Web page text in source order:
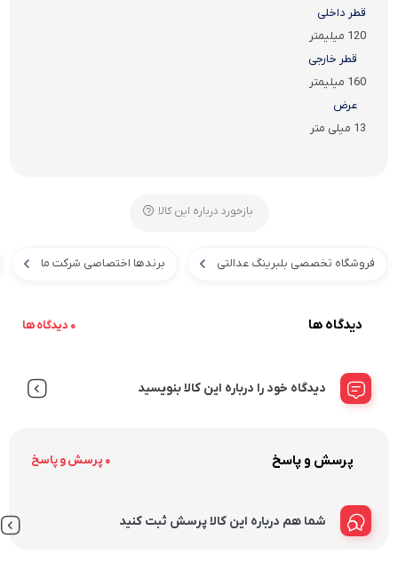
قطر داخلی
120 میلیمتر
قطر خارجی
160 میلیمتر
عرض
13 میلی متر
بازخورد درباره این کالا
فروشگاه تخصصی بلبرینگ عدالتی برندها اختصاصی شرکت ما
دیدگاه ها 0 دیدگاه ها
دیدگاه خود را درباره این کالا بنویسید
پرسش و پاسخ 0 پرسش و پاسخ
شما هم درباره این کالا پرسش ثبت کنید